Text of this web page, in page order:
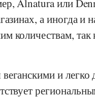
Alnaturaили
а иногда
количествам, так
и